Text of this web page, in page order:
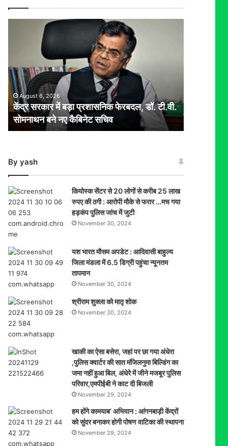
प्रशासनिक
फेरबदल,
डॉ.
टी.वी.
सोमनाथन
बने
नए
August 6, 2026
केंद्र सरकार में बड़ा प्रशासनिक फेरबदल, डॉ. टी.वी.
सोमनाथन बने नए कैबिनेट सचिव
By yash
कियोस्क सेंटर से 20 लोगों से करीब 25 लाख
रुपए की ठगी : आरोपी मौके से फरार …मच गया
हड़कंप पुलिस जांच में जुटी
November 30, 2024
यश भारत मौसम अपडेट : आदिवासी बाहुल्य
जिला मंडला में 6.5 डिग्री पहुंचा न्यूनतम
तापमान
November 30, 2024
श्रीराम शुक्ला को मातृ शोक
November 30, 2024
खाकी का ऐसा बसेरा, जहां पर छा गया अंधेरा
,पुलिस क्वार्टर की सात मंजिलनुमा बिल्डिंग का
जमा नहीं हुआ बिल, अंधेरे में जीने मजबूर पुलिस
परिवार,एमपीईबी ने काट दी बिजली
November 29, 2024
हम होंगे कामयाब’ अभियान : आंगनबाड़ी केंद्रों
को सुंदर बनाकर होगी पोषण वाटिका की स्थापना
November 29, 2024